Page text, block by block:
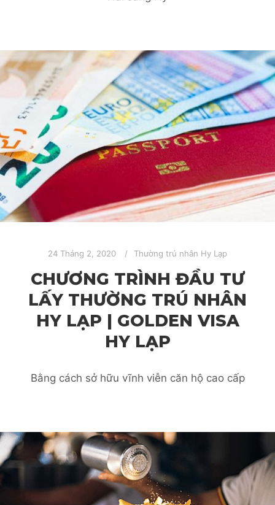
24 Tháng 2, 2020 Thường trú nhân Hy Lạp
CHƯƠNG TRÌNH ĐẦU TƯ
LẤY THƯỜNG TRÚ NHÂN
HY LẠP | GOLDEN VISA
HY LẠP
Bằng cách sở hữu vĩnh viễn căn hộ cao cấp